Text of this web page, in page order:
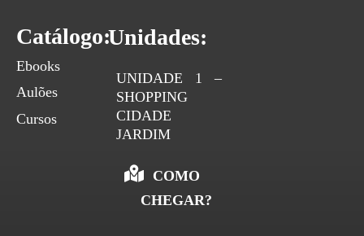
Catálogo:
Ebooks
Aulões
Cursos
Unidades:
UNIDADE 1 –
SHOPPING
CIDADE
JARDIM
COMO
CHEGAR?